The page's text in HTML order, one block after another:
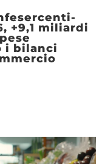
+9,1 miliardi
i bilanci